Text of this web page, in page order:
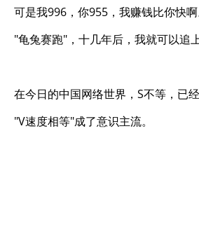
可是我996，你955，我赚钱比你快啊
"龟兔赛跑"，十几年后，我就可以追上
在今日的中国网络世界，S不等，已经
"V速度相等"成了意识主流。